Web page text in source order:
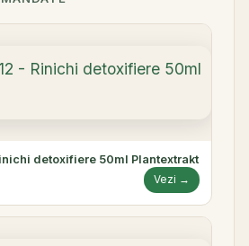
detoxifiere 50ml Plantextrakt
Vezi →